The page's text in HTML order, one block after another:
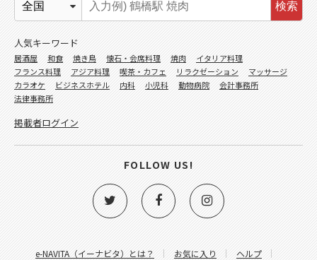
e-NAVITA（イーナビタ）とは？ お気に入り
ヘルプ
検索
人気キーワード
居酒屋 和食 焼き鳥 懐石・会席料理 焼肉
イタリア料理
フランス料理
アジア料理 喫茶・カフェ リラクゼーション
マッサージ
カラオケ
ビジネスホテル 内科 小児科 動物病院
会計事務所
法律事務所
掲載者ログイン
FOLLOW US!